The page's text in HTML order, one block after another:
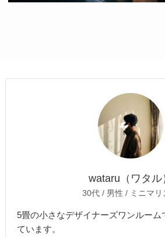
wataru（ワタル
30代 / 男性 / ミニマリ
5畳の小さなデザイナーズワンルーム
ています。